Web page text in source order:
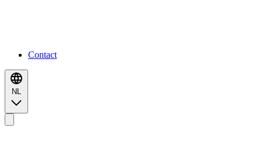
Contact
NL